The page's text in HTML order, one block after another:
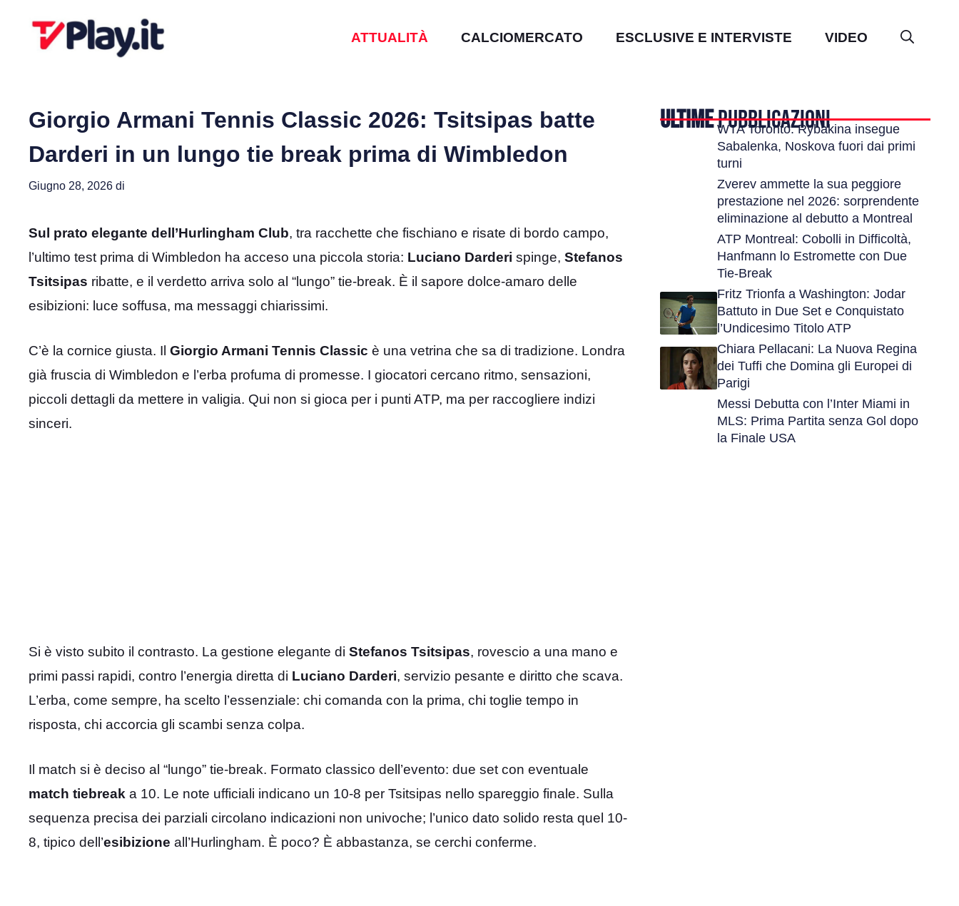
ATTUALITÀ CALCIOMERCATO ESCLUSIVE E INTERVISTE VIDEO
Giorgio Armani Tennis Classic 2026: Tsitsipas batte
Darderi in un lungo tie break prima di Wimbledon
Giugno 28, 2026 di
Sul prato elegante dell’Hurlingham Club, tra racchette che fischiano e risate di bordo campo,
l’ultimo test prima di Wimbledon ha acceso una piccola storia: Luciano Darderi spinge, Stefanos
Tsitsipas ribatte, e il verdetto arriva solo al “lungo” tie-break. È il sapore dolce-amaro delle
esibizioni: luce soffusa, ma messaggi chiarissimi.
C’è la cornice giusta. Il Giorgio Armani Tennis Classic è una vetrina che sa di tradizione. Londra
già fruscia di Wimbledon e l’erba profuma di promesse. I giocatori cercano ritmo, sensazioni,
piccoli dettagli da mettere in valigia. Qui non si gioca per i punti ATP, ma per raccogliere indizi
sinceri.
Si è visto subito il contrasto. La gestione elegante di Stefanos Tsitsipas, rovescio a una mano e
primi passi rapidi, contro l’energia diretta di Luciano Darderi, servizio pesante e diritto che scava.
L’erba, come sempre, ha scelto l’essenziale: chi comanda con la prima, chi toglie tempo in
risposta, chi accorcia gli scambi senza colpa.
Il match si è deciso al “lungo” tie-break. Formato classico dell’evento: due set con eventuale
match tiebreak a 10. Le note ufficiali indicano un 10-8 per Tsitsipas nello spareggio finale. Sulla
sequenza precisa dei parziali circolano indicazioni non univoche; l’unico dato solido resta quel 10-
8, tipico dell’esibizione all’Hurlingham. È poco? È abbastanza, se cerchi conferme.
ULTIMEPUBBLICAZIONI
WTA Toronto: Rybakina insegue
Sabalenka, Noskova fuori dai primi
turni
Zverev ammette la sua peggiore
prestazione nel 2026: sorprendente
eliminazione al debutto a Montreal
ATP Montreal: Cobolli in Difficoltà,
Hanfmann lo Estromette con Due
Tie-Break
Fritz Trionfa a Washington: Jodar
Battuto in Due Set e Conquistato
l’Undicesimo Titolo ATP
Chiara Pellacani: La Nuova Regina
dei Tuffi che Domina gli Europei di
Parigi
Messi Debutta con l’Inter Miami in
MLS: Prima Partita senza Gol dopo
la Finale USA